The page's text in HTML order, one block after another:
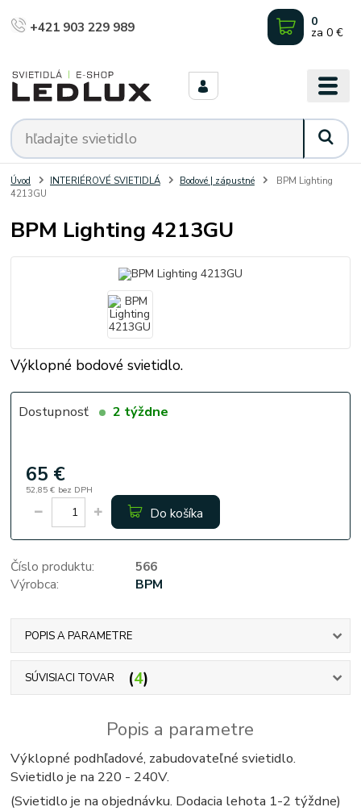
+421 903 229 989 0
za 0 €
Úvod INTERIÉROVÉ SVIETIDLÁ Bodové | zápustné
BPM Lighting
4213GU
BPM Lighting 4213GU
Výklopné bodové svietidlo.
Dostupnosť 2 týždne
65 €
52,85 € bez DPH
Do košíka
Číslo produktu:
566
Výrobca:
BPM
POPIS A PARAMETRE
SÚVISIACI TOVAR 4
Popis a parametre
Výklopné podhľadové, zabudovateľné svietidlo.
Svietidlo je na 220 - 240V.
(Svietidlo je na objednávku. Dodacia lehota 1-2 týždne)